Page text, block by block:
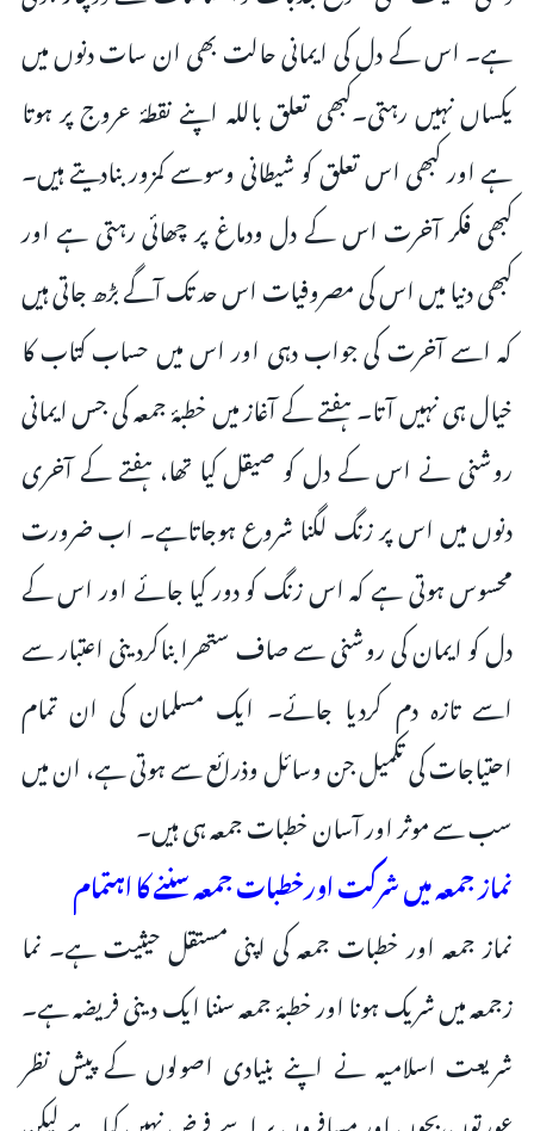
ہے۔ اس کے دل کی ایمانی حالت بھی ان سات دنوں میں
یکساں نہیں رہتی۔کبھی تعلق باللہ اپنے نقطۂ عروج پر ہوتا
ہے اور کبھی اس تعلق کو شیطانی وسوسے کمزور بنادیتے ہیں۔
کبھی فکر آخرت اس کے دل ودماغ پر چھائی رہتی ہے اور
کبھی دنیا میں اس کی مصروفیات اس حد تک آگے بڑھ جاتی ہیں
کہ اسے آخرت کی جواب دہی اور اس میں حساب کتاب کا
خیال ہی نہیں آتا۔ ہفتے کے آغاز میں خطبۂ جمعہ کی جس ایمانی
روشنی نے اس کے دل کو صیقل کیا تھا، ہفتے کے آخری
دنوں میں اس پر زنگ لگنا شروع ہوجاتاہے۔ اب ضرورت
محسوس ہوتی ہے کہ اس زنگ کو دور کیا جائے اور اس کے
دل کو ایمان کی روشنی سے صاف ستھرا بناکردینی اعتبار سے
اسے تازہ دم کردیا جائے۔ ایک مسلمان کی ان تمام
احتیاجات کی تکمیل جن وسائل وذرائع سے ہوتی ہے، ان میں
سب سے موثر اور آسان خطبات جمعہ ہی ہیں۔
نماز جمعہ میں شرکت اورخطبات جمعہ سننے کا اہتمام
نماز جمعہ اور خطبات جمعہ کی اپنی مستقل حیثیت ہے۔ نما
زجمعہ میں شریک ہونا اور خطبۂ جمعہ سننا ایک دینی فریضہ ہے۔
شریعت اسلامیہ نے اپنے بنیادی اصولوں کے پیش نظر